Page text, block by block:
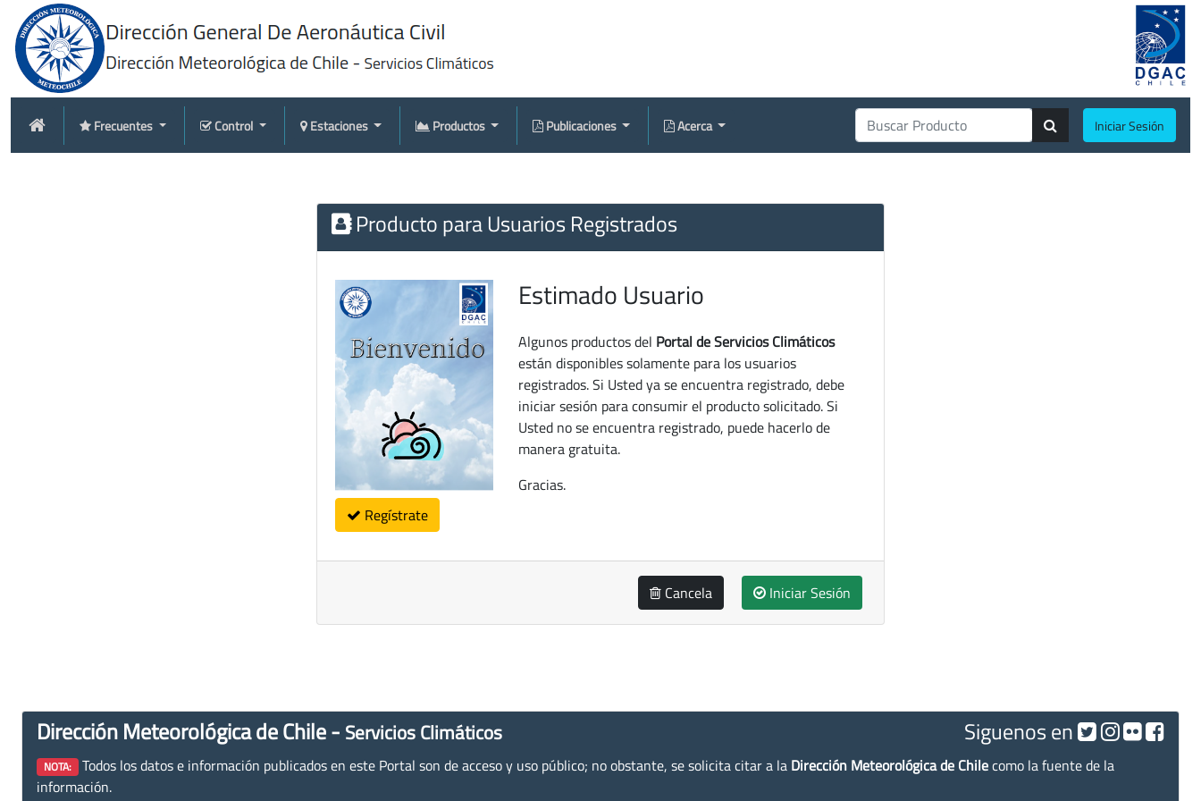
Frecuentes Control Estaciones Productos Publicaciones Acerca Iniciar Sesión
Producto para Usuarios Registrados
Regístrate
Estimado Usuario
Algunos productos del Portal de Servicios Climáticos
están disponibles solamente para los usuarios
registrados. Si Usted ya se encuentra registrado, debe
iniciar sesión para consumir el producto solicitado. Si
Usted no se encuentra registrado, puede hacerlo de
manera gratuita.
Gracias.
Cancela Iniciar Sesión
Dirección Meteorológica de Chile - Servicios Climáticos Siguenos en
NOTA: Todos los datos e información publicados en este Portal son de acceso y uso público; no obstante, se solicita citar a la Dirección Meteorológica de Chilecomo la fuente de la
información.